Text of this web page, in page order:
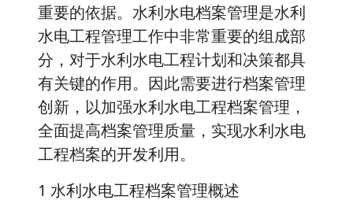
重要的依据。水利水电档案管理是水利
水电工程管理工作中非常重要的组成部
分，对于水利水电工程计划和决策都具
有关键的作用。因此需要进行档案管理
创新，以加强水利水电工程档案管理，
全面提高档案管理质量，实现水利水电
工程档案的开发利用。
1 水利水电工程档案管理概述